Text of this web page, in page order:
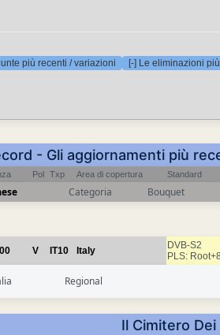
più recenti / variazioni [-] Le eliminazioni
- Gli aggiornamenti più
Pol Txp Area di copertura Standard
Categoria Bouquet
V IT10 Italy
DVB-S2
PLS: Root+8
Regional
Il Cimitero Dei